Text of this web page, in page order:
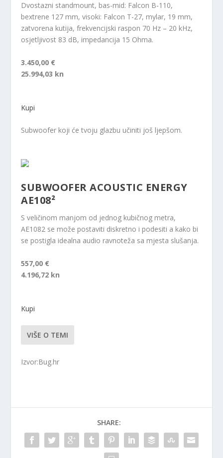
Dvostazni standmount, bas-mid: Falcon B-110,
bextrene 127 mm, visoki: Falcon T-27, mylar, 19 mm,
zatvorena kutija, frekvencijski raspon 70 Hz – 20 kHz,
osjetljivost 83 dB, impedancija 15 Ohma.
3.450,00 €
25.994,03 kn
Kupi
Subwoofer koji će tvoju glazbu učiniti još ljepšom.
SUBWOOFER ACOUSTIC ENERGY
AE108²
S veličinom manjom od jednog kubičnog metra,
AE1082 se može postaviti diskretno i podesiti a kako bi
se postigla idealna audio ravnoteža sa mjesta slušanja.
557,00 €
4.196,72 kn
Kupi
VIŠE O TEMI
Izvor:Bug.hr
SHARE: